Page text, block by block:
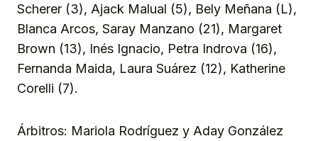
Scherer (3), Ajack Malual (5), Bely Meñana (L),
Blanca Arcos, Saray Manzano (21), Margaret
Brown (13), Inés Ignacio, Petra Indrova (16),
Fernanda Maida, Laura Suárez (12), Katherine
Corelli (7).
Árbitros: Mariola Rodríguez y Aday González